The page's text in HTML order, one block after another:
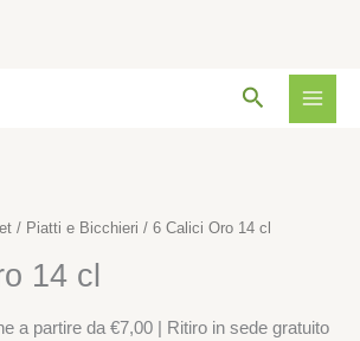
Cerca
/ Piatti e Bicchieri / 6 Calici Oro 14 cl
14 cl
a partire da €7,00 | Ritiro in sede gratuito